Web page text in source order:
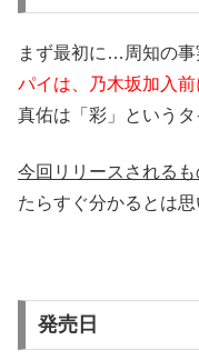
まず最初に…周知の事
パイは、乃木坂加入前
真佑は「彩」というタ
今回リリースされる
たらすぐ分かるとは思
発売日